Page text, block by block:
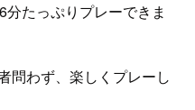
たっぷりプレーできま
問わず、楽しくプレーし